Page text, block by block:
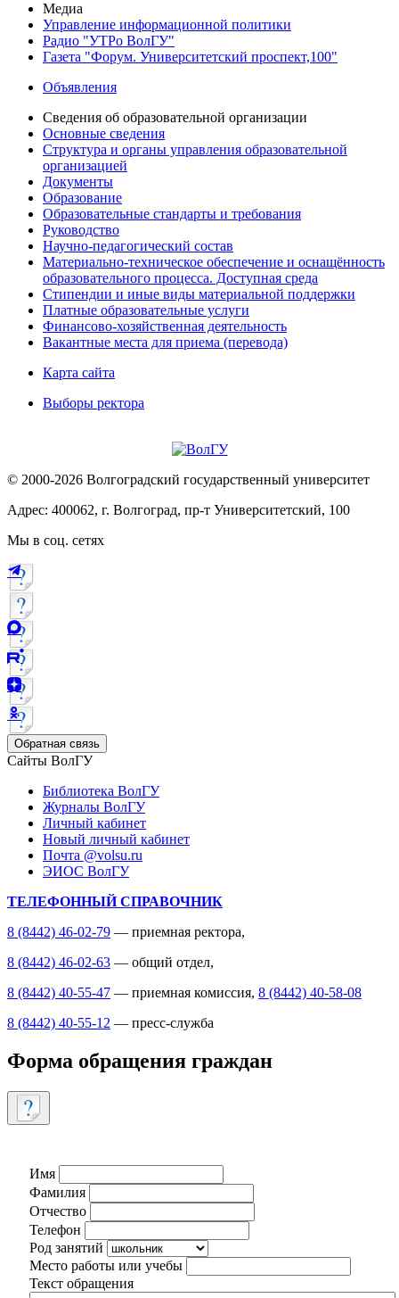
Медиа
Управление информационной политики
Радио "УТРо ВолГУ"
Газета "Форум. Университетский проспект,100"
Объявления
Сведения об образовательной организации
Основные сведения
Структура и органы управления образовательной
организацией
Документы
Образование
Образовательные стандарты и требования
Руководство
Научно-педагогический состав
Материально-техническое обеспечение и оснащённость
образовательного процесса. Доступная среда
Стипендии и иные виды материальной поддержки
Платные образовательные услуги
Финансово-хозяйственная деятельность
Вакантные места для приема (перевода)
Карта сайта
Выборы ректора
© 2000-2026 Волгоградский государственный университет
Адрес: 400062, г. Волгоград, пр-т Университетский, 100
Мы в соц. сетях
Обратная связь
Сайты ВолГУ
Библиотека ВолГУ
Журналы ВолГУ
Личный кабинет
Новый личный кабинет
Почта @volsu.ru
ЭИОС ВолГУ
ТЕЛЕФОННЫЙ СПРАВОЧНИК
8 (8442) 46-02-79 — приемная ректора,
8 (8442) 46-02-63 — общий отдел,
8 (8442) 40-55-47 — приемная комиссия, 8 (8442) 40-58-08
8 (8442) 40-55-12 — пресс-служба
Форма обращения граждан
Имя
Фамилия
Отчество
Телефон
Род занятий
Место работы или учебы
Текст обращения